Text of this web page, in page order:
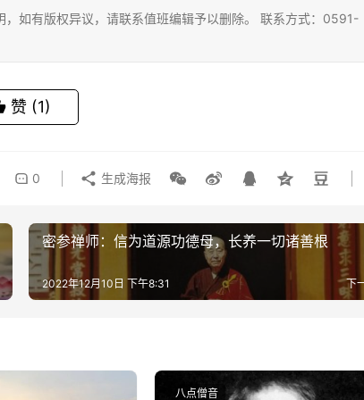
如有版权异议，请联系值班编辑予以删除。 联系方式：0591-
赞 (1)
0 生成海报
密参禅师：信为道源功德母，长养一切诸善根
下
2022年12月10日 下午8:31
八点僧音